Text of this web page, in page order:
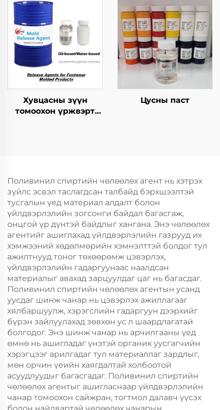
Хувцасны зүүн
томоохон үржвэрт
Цусны паст
Поливинил спиртийн чөлөөлөх агент нь хэтрэх
зүйлс эсвэл таслагдсан талбайд бэрхшээлтэй
тусгалын үед материал алдалт болон
үйлдвэрлэлийн зогсонги байдал багасгаж,
онцгой үр дүнтэй байдлыг хангана. Энэ чөлөөлөх
агентийг ашиглахад үйлдвэрлэлийн газрууд их
хэмжээний хөдөлмөрийн хэмнэлттэй болдог тул
ажилтнууд тоног төхөөрөмж цэвэрлэх,
үйлдвэрлэлийн гадаргуунаас наалдсан
материалыг авахад зарцуулдаг цаг нь багасдаг.
Поливинил спиртийн чөлөөлөх агентын усанд
уусдаг шинж чанар нь цэвэрлэх ажиллагааг
хялбаршуулж, хэрэгслийн гадаргуун дээрхийг
бүрэн зайлуулахад зөвхөн ус л шаардлагатай
болгодог. Энэ шинж чанар нь арчилгааны үед
өмнө нь ашигладаг үнэтэй органик уусгагчийн
хэрэгцээг арилгадаг тул материаллаг зардлыг,
мөн орчин үеийн хаягдалтай холбоотой
асуудлуудыг багасгадаг. Поливинил спиртийн
чөлөөлөх агентыг ашигласнаар үйлдвэрлэлийн
чанар томоохон сайжран, тогтмол далавч үүсэх